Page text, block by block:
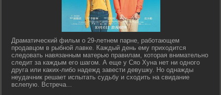
Драматический фильм о 29-летнем парне, работающем
продавцом в рыбной лавке. Каждый день ему приходится
следовать навязанным матерью правилам, которая внимательно
следит за каждым его шагом. А еще у Сяо Хуна нет ни одного
друга или каких-либо надежд завести девушку. Но однажды
неудачник решает испытать судьбу и сходить на свидание
вслепую. Встреча...